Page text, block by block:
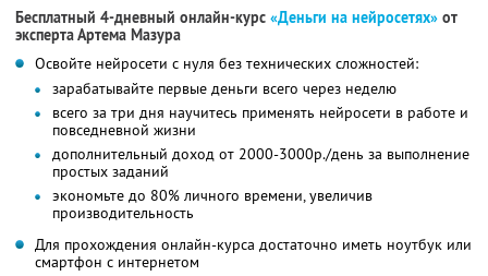
Бесплатный 4-дневный онлайн-курс «Деньги на нейросетях» от
эксперта Артема Мазура
Освойте нейросети с нуля без технических сложностей:
зарабатывайте первые деньги всего через неделю
всего за три дня научитесь применять нейросети в работе и
повседневной жизни
дополнительный доход от 2000-3000р./день за выполнение
простых заданий
экономьте до 80% личного времени, увеличив
производительность
Для прохождения онлайн-курса достаточно иметь ноутбук или
смартфон с интернетом